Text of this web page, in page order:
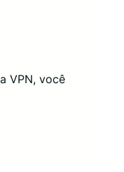
VPN, você